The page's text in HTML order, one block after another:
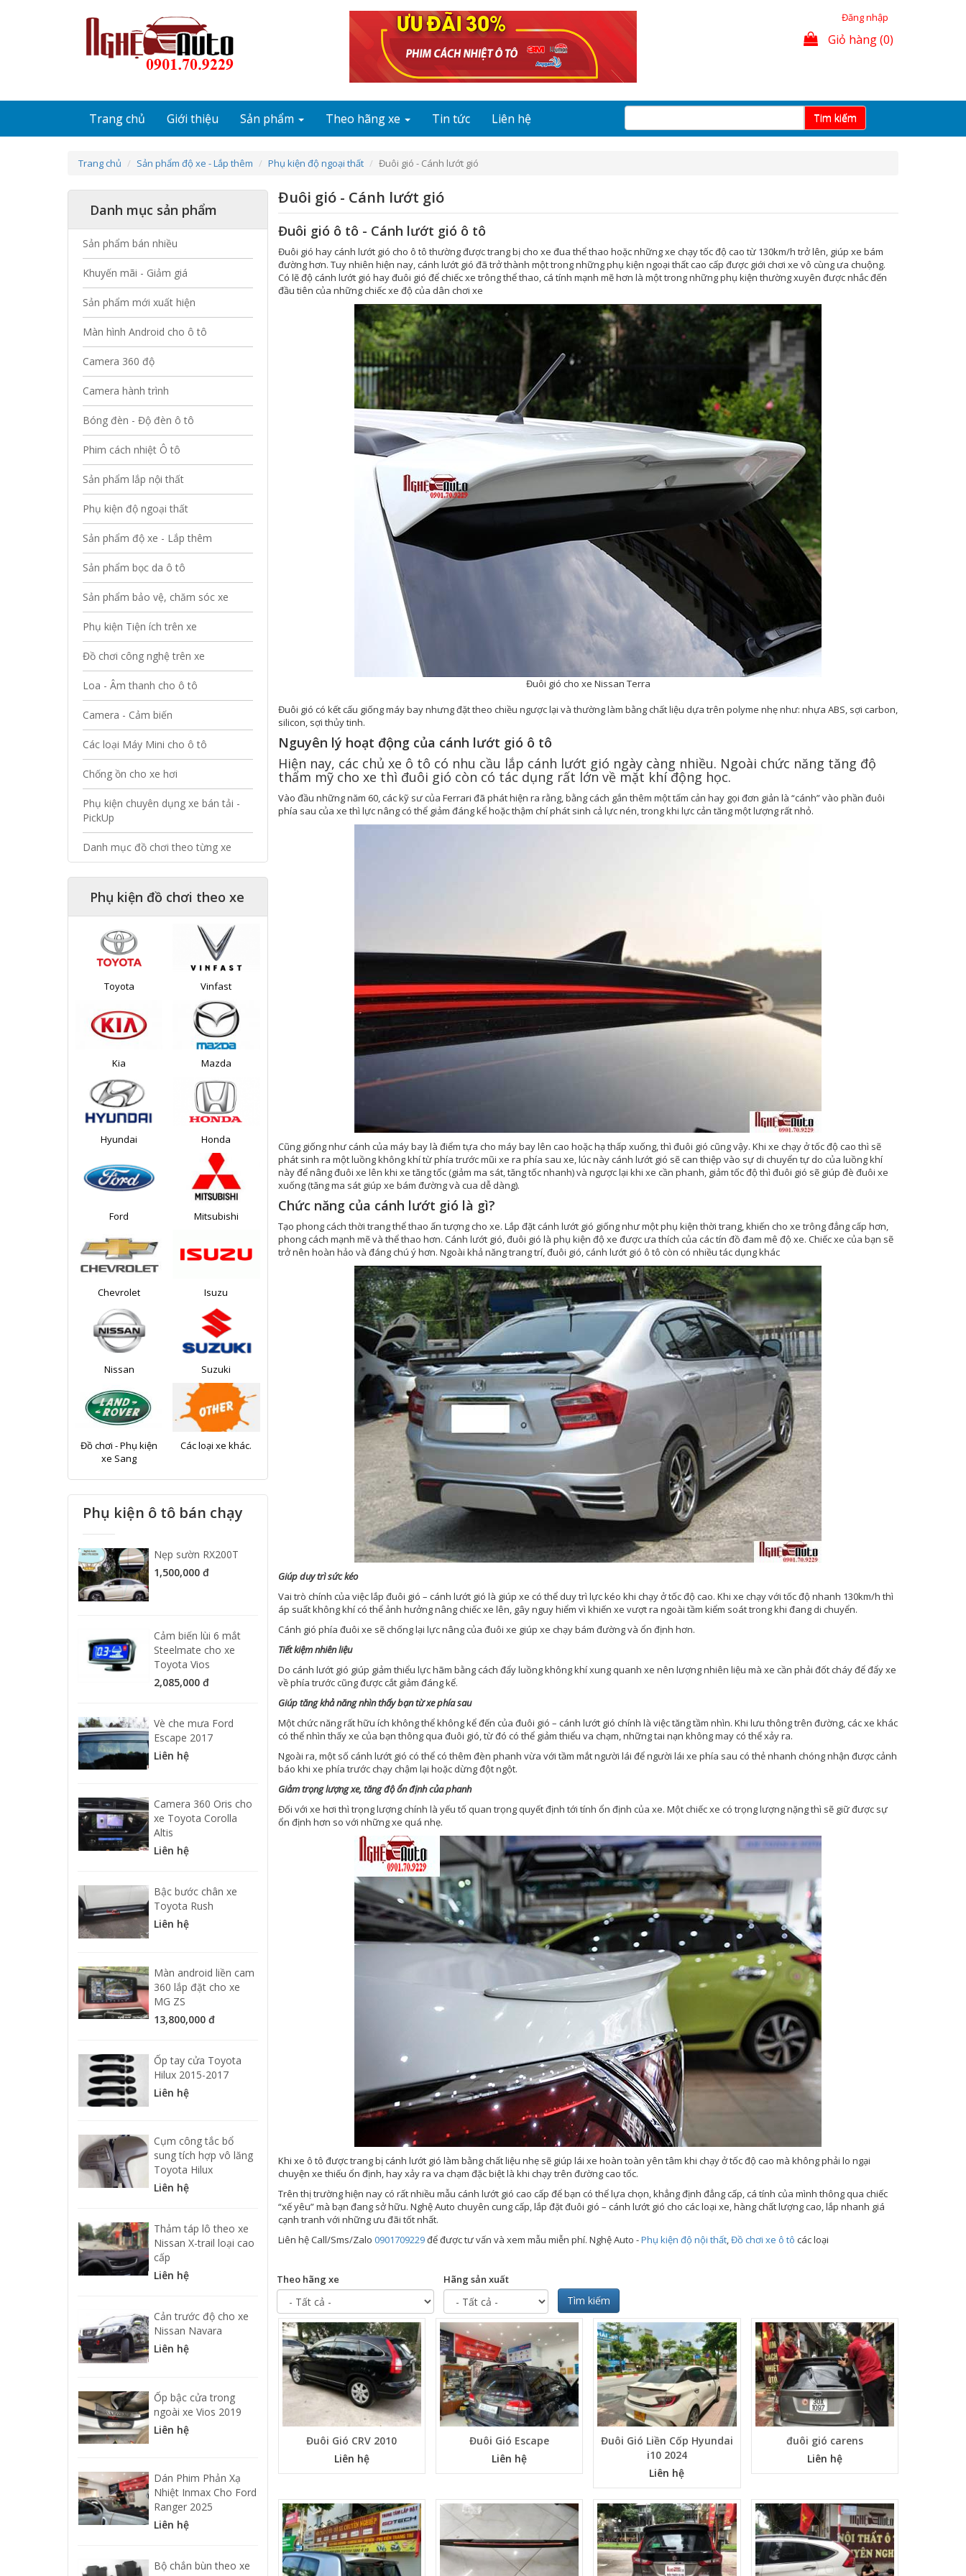
Đăng nhập
Giỏ hàng (0)
Trang chủ Giới thiệu Sản phẩm Theo hãng xe Tin tức Liên hệ Tim kiếm
Trang chủ Sản phẩm độ xe - Lắp thêm Phụ kiện độ ngoại thất Đuôi gió - Cánh lướt gió
Danh mục sản phẩm
Sản phẩm bán nhiều
Khuyến mãi - Giảm giá
Sản phẩm mới xuất hiện
Màn hình Android cho ô tô
Camera 360 độ
Camera hành trình
Bóng đèn - Độ đèn ô tô
Phim cách nhiệt Ô tô
Sản phẩm lắp nội thất
Phụ kiện độ ngoại thất
Sản phẩm độ xe - Lắp thêm
Sản phẩm bọc da ô tô
Sản phẩm bảo vệ, chăm sóc xe
Phụ kiện Tiện ích trên xe
Đồ chơi công nghệ trên xe
Loa - Âm thanh cho ô tô
Camera - Cảm biến
Các loại Máy Mini cho ô tô
Chống ồn cho xe hơi
Phụ kiện chuyên dụng xe bán tải -
PickUp
Danh mục đồ chơi theo từng xe
Phụ kiện đồ chơi theo xe
Toyota Vinfast
Kia Mazda
Hyundai Honda
Ford Mitsubishi
Chevrolet Isuzu
Nissan Suzuki
Đồ chơi - Phụ kiện
xe Sang
Các loại xe khác.
Phụ kiện ô tô bán chạy
Nẹp sườn RX200T
1,500,000 đ
Cảm biến lùi 6 mắt
Steelmate cho xe
Toyota Vios
2,085,000 đ
Vè che mưa Ford
Escape 2017
Liên hệ
Camera 360 Oris cho
xe Toyota Corolla
Altis
Liên hệ
Bậc bước chân xe
Toyota Rush
Liên hệ
Màn android liền cam
360 lắp đặt cho xe
MG ZS
13,800,000 đ
Ốp tay cửa Toyota
Hilux 2015-2017
Liên hệ
Cụm công tắc bổ
sung tích hợp vô lăng
Toyota Hilux
Liên hệ
Thảm táp lô theo xe
Nissan X-trail loại cao
cấp
Liên hệ
Cản trước độ cho xe
Nissan Navara
Liên hệ
Ốp bậc cửa trong
ngoài xe Vios 2019
Liên hệ
Dán Phim Phản Xạ
Nhiệt Inmax Cho Ford
Ranger 2025
Liên hệ
Bộ chắn bùn theo xe
Đuôi gió - Cánh lướt gió
Đuôi gió ô tô - Cánh lướt gió ô tô
Đuôi gió hay cánh lướt gió cho ô tô thường được trang bị cho xe đua thể thao hoặc những xe chạy tốc độ cao từ 130km/h trở lên, giúp xe bám
đường hơn. Tuy nhiên hiện nay, cánh lướt gió đã trở thành một trong những phụ kiện ngoại thất cao cấp được giới chơi xe vô cùng ưa chuộng.
Có lẽ độ cánh lướt gió hay đuôi gió để chiếc xe trông thể thao, cá tính mạnh mẽ hơn là một trong những phụ kiện thường xuyên được nhắc đến
đầu tiên của những chiếc xe độ của dân chơi xe
Đuôi gió cho xe Nissan Terra
Đuôi gió có kết cấu giống máy bay nhưng đặt theo chiều ngược lại và thường làm bằng chất liệu dựa trên polyme nhẹ như: nhựa ABS, sợi carbon,
silicon, sợi thủy tinh.
Nguyên lý hoạt động của cánh lướt gió ô tô
Hiện nay, các chủ xe ô tô có nhu cầu lắp cánh lướt gió ngày càng nhiều. Ngoài chức năng tăng độ
thẩm mỹ cho xe thì đuôi gió còn có tác dụng rất lớn về mặt khí động học.
Vào đầu những năm 60, các kỹ sư của Ferrari đã phát hiện ra rằng, bằng cách gắn thêm một tấm cản hay gọi đơn giản là “cánh” vào phần đuôi
phía sau của xe thì lực nâng có thể giảm đáng kể hoặc thậm chí phát sinh cả lực nén, trong khi lực cản tăng một lượng rất nhỏ.
Cũng giống như cánh của máy bay là điểm tựa cho máy bay lên cao hoặc hạ thấp xuống, thì đuôi gió cũng vậy. Khi xe chạy ở tốc độ cao thì sẽ
phát sinh ra một luồng không khí từ phía trước mũi xe ra phía sau xe, lúc này cánh lướt gió sẽ can thiệp vào sự di chuyển tự do của luồng khí
này để nâng đuôi xe lên khi xe tăng tốc (giảm ma sát, tăng tốc nhanh) và ngược lại khi xe cần phanh, giảm tốc độ thì đuôi gió sẽ giúp đè đuôi xe
xuống (tăng ma sát giúp xe bám đường và cua dễ dàng).
Chức năng của cánh lướt gió là gì?
Tạo phong cách thời trang thể thao ấn tượng cho xe. Lắp đặt cánh lướt gió giống như một phụ kiện thời trang, khiến cho xe trông đẳng cấp hơn,
phong cách mạnh mẽ và thể thao hơn. Cánh lướt gió, đuôi gió là phụ kiện độ xe được ưa thích của các tín đồ đam mê độ xe. Chiếc xe của bạn sẽ
trở nên hoàn hảo và đáng chú ý hơn. Ngoài khả năng trang trí, đuôi gió, cánh lướt gió ô tô còn có nhiều tác dụng khác
Giúp duy trì sức kéo
Vai trò chính của việc lắp đuôi gió – cánh lướt gió là giúp xe có thể duy trì lực kéo khi chạy ở tốc độ cao. Khi xe chạy với tốc độ nhanh 130km/h thì
áp suất không khí có thể ảnh hưởng nâng chiếc xe lên, gây nguy hiểm vì khiến xe vượt ra ngoài tầm kiểm soát trong khi đang di chuyển.
Cánh gió phía đuôi xe sẽ chống lại lực nâng của đuôi xe giúp xe chạy bám đường và ổn định hơn.
Tiết kiệm nhiên liệu
Do cánh lướt gió giúp giảm thiểu lực hãm bằng cách đẩy luồng không khí xung quanh xe nên lượng nhiên liệu mà xe cần phải đốt cháy để đẩy xe
về phía trước cũng được cắt giảm đáng kể.
Giúp tăng khả năng nhìn thấy bạn từ xe phía sau
Một chức năng rất hữu ích không thể không kể đến của đuôi gió – cánh lướt gió chính là việc tăng tầm nhìn. Khi lưu thông trên đường, các xe khác
có thể nhìn thấy xe của bạn thông qua đuôi gió, từ đó có thể giảm thiểu va chạm, những tai nạn không may có thể xảy ra.
Ngoài ra, một số cánh lướt gió có thể có thêm đèn phanh vừa với tầm mắt người lái để người lái xe phía sau có thẻ nhanh chóng nhận được cảnh
báo khi xe phía trước chạy chậm lại hoặc dừng đột ngột.
Giảm trọng lượng xe, tăng độ ổn định của phanh
Đối với xe hơi thì trọng lượng chính là yếu tố quan trọng quyết định tới tính ổn định của xe. Một chiếc xe có trọng lượng nặng thì sẽ giữ được sự
ổn định hơn so với những xe quá nhẹ.
Khi xe ô tô được trang bị cánh lướt gió làm bằng chất liệu nhẹ sẽ giúp lái xe hoàn toàn yên tâm khi chạy ở tốc độ cao mà không phải lo ngại
chuyện xe thiếu ổn định, hay xảy ra va chạm đặc biệt là khi chạy trên đường cao tốc.
Trên thị trường hiện nay có rất nhiều mẫu cánh lướt gió cao cấp để bạn có thể lựa chọn, khẳng định đẳng cấp, cá tính của mình thông qua chiếc
“xế yêu” mà bạn đang sở hữu. Nghệ Auto chuyên cung cấp, lắp đặt đuôi gió – cánh lướt gió cho các loại xe, hàng chất lượng cao, lắp nhanh giá
cạnh tranh với những ưu đãi tốt nhất.
Liên hệ Call/Sms/Zalo 0901709229để được tư vấn và xem mẫu miễn phí. Nghệ Auto -Phụ kiện độ nội thất,Đồ chơi xe ô tô các loại
Theo hãng xe Hãng sản xuất
Tìm kiếm
Đuôi Gió CRV 2010
Liên hệ
Đuôi Gió Escape
Liên hệ
Đuôi Gió Liền Cốp Hyundai
i10 2024
Liên hệ
đuôi gió carens
Liên hệ